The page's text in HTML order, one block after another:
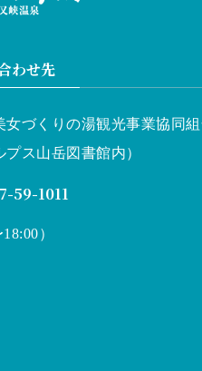
わせ先
女づくりの湯観光事業協同
プス山岳図書館内）
59-1011
）